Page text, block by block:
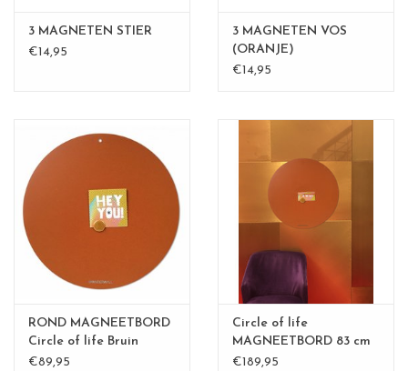
3 MAGNETEN STIER
€14,95
3 MAGNETEN VOS
(ORANJE)
€14,95
ROND MAGNEETBORD
Circle of life Bruin
€89,95
Circle of life
MAGNEETBORD 83 cm
€189,95